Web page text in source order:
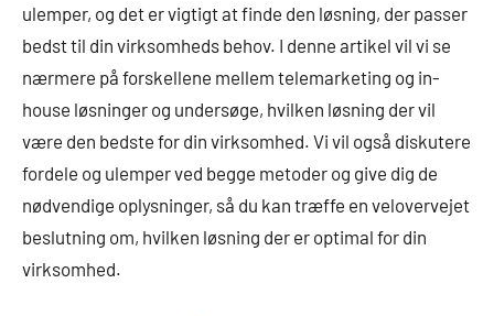
ulemper, og det er vigtigt at finde den løsning, der passer
bedst til din virksomheds behov. I denne artikel vil vi se
nærmere på forskellene mellem telemarketing og in-
house løsninger og undersøge, hvilken løsning der vil
være den bedste for din virksomhed. Vi vil også diskutere
fordele og ulemper ved begge metoder og give dig de
nødvendige oplysninger, så du kan træffe en velovervejet
beslutning om, hvilken løsning der er optimal for din
virksomhed.